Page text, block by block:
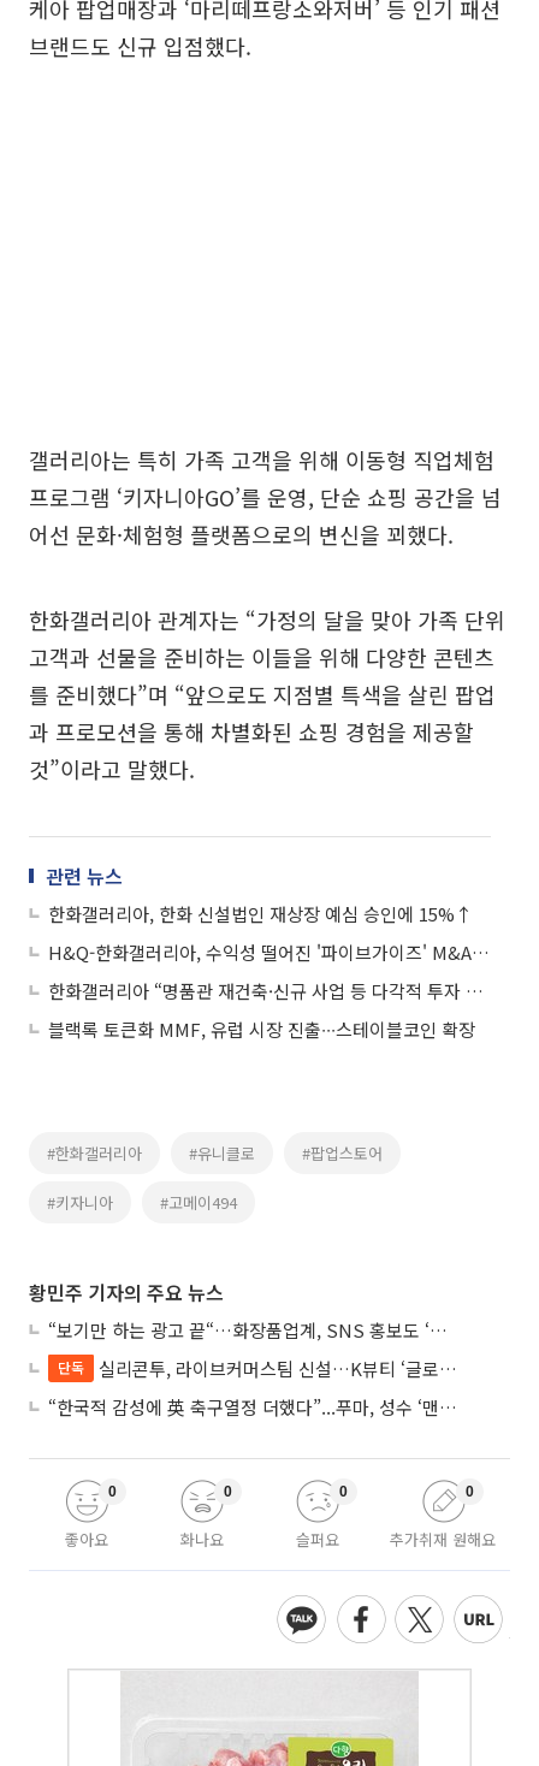
케아 팝업매장과 ‘마리떼프랑소와저버’ 등 인기 패션
브랜드도 신규 입점했다.
갤러리아는 특히 가족 고객을 위해 이동형 직업체험
프로그램 ‘키자니아GO’를 운영, 단순 쇼핑 공간을 넘
어선 문화·체험형 플랫폼으로의 변신을 꾀했다.
한화갤러리아 관계자는 “가정의 달을 맞아 가족 단위
고객과 선물을 준비하는 이들을 위해 다양한 콘텐츠
를 준비했다”며 “앞으로도 지점별 특색을 살린 팝업
과 프로모션을 통해 차별화된 쇼핑 경험을 제공할
것”이라고 말했다.
관련 뉴스
한화갤러리아, 한화 신설법인 재상장 예심 승인에 15%↑
H&Q-한화갤러리아, 수익성 떨어진 '파이브가이즈' M&A 가격 조정 들어가나
한화갤러리아 “명품관 재건축·신규 사업 등 다각적 투자 주력”
블랙록 토큰화 MMF, 유럽 시장 진출∙∙∙스테이블코인 확장
#한화갤러리아 #유니클로 #팝업스토어
#키자니아 #고메이494
황민주 기자의 주요 뉴스
“보기만 하는 광고 끝“…화장품업계, SNS 홍보도 ‘참여형 콘텐츠’로 변모
단독
실리콘투, 라이브커머스팀 신설…K뷰티 ‘글로벌 판매망’ 확대 속도
“한국적 감성에 英 축구열정 더했다”...푸마, 성수 ‘맨시티 하우스’ 팝업
좋아요
0
화나요
0
슬퍼요
0
추가취재 원해요
0